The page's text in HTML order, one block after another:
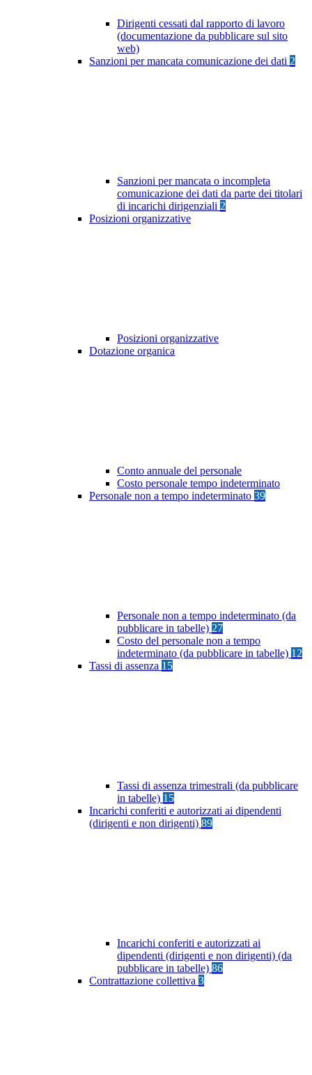
Dirigenti cessati dal rapporto di lavoro
(documentazione da pubblicare sul sito
web)
Sanzioni per mancata comunicazione dei dati 2
Sanzioni per mancata o incompleta
comunicazione dei dati da parte dei titolari
di incarichi dirigenziali 2
Posizioni organizzative
Posizioni organizzative
Dotazione organica
Conto annuale del personale
Costo personale tempo indeterminato
Personale non a tempo indeterminato 39
Personale non a tempo indeterminato (da
pubblicare in tabelle) 27
Costo del personale non a tempo
indeterminato (da pubblicare in tabelle) 12
Tassi di assenza 15
Tassi di assenza trimestrali (da pubblicare
in tabelle) 15
Incarichi conferiti e autorizzati ai dipendenti
(dirigenti e non dirigenti) 89
Incarichi conferiti e autorizzati ai
dipendenti (dirigenti e non dirigenti) (da
pubblicare in tabelle) 86
Contrattazione collettiva 3